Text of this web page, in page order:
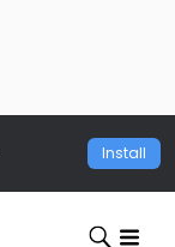
Install